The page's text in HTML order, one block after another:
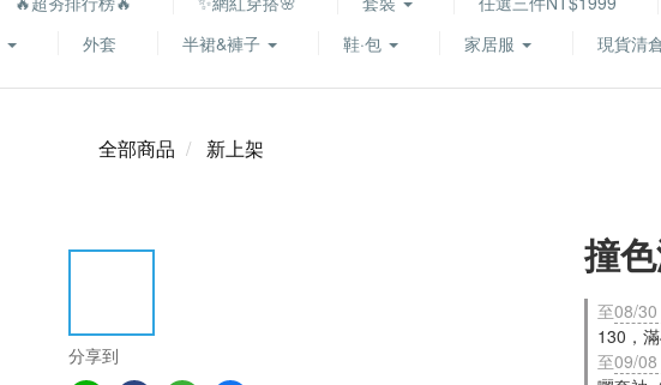
外套 半裙&褲子 鞋·包 家居服 現貨清
全部商品 新上架
分享到
撞
至08/
130，
至09/